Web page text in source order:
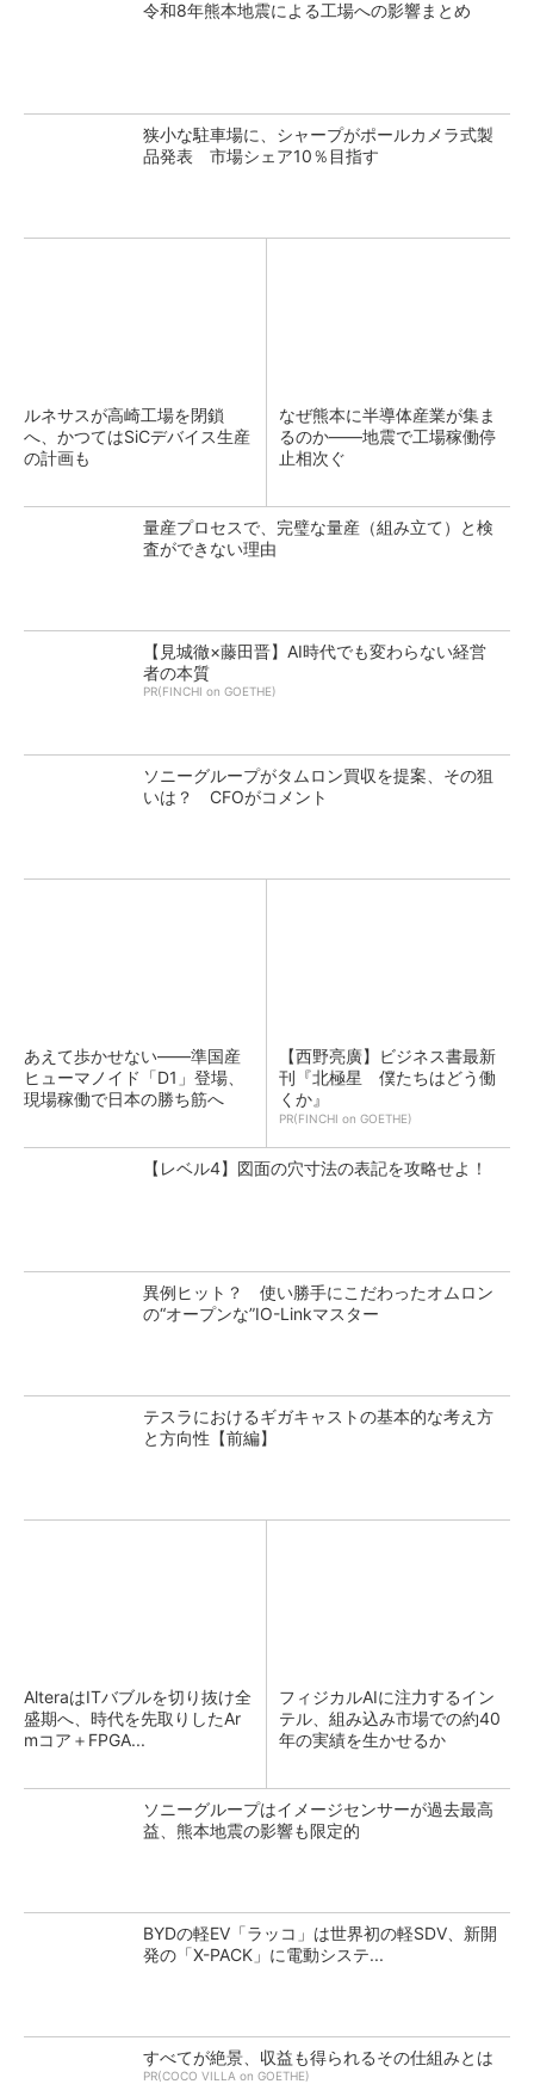
令和8年熊本地震による工場への影響まとめ
狭小な駐車場に、シャープがポールカメラ式製
品発表 市場シェア10％目指す
ルネサスが高崎工場を閉鎖
へ、かつてはSiCデバイス生産
の計画も
なぜ熊本に半導体産業が集ま
るのか――地震で工場稼働停
止相次ぐ
量産プロセスで、完璧な量産（組み立て）と検
査ができない理由
【見城徹×藤田晋】AI時代でも変わらない経営
者の本質
PR(FINCHI on GOETHE)
ソニーグループがタムロン買収を提案、その狙
いは？ CFOがコメント
あえて歩かせない――準国産
ヒューマノイド「D1」登場、
現場稼働で日本の勝ち筋へ
【西野亮廣】ビジネス書最新
刊『北極星 僕たちはどう働
くか』
PR(FINCHI on GOETHE)
【レベル4】図面の穴寸法の表記を攻略せよ！
異例ヒット？ 使い勝手にこだわったオムロン
の“オープンな”IO-Linkマスター
テスラにおけるギガキャストの基本的な考え方
と方向性【前編】
AlteraはITバブルを切り抜け全
盛期へ、時代を先取りしたAr
mコア＋FPGA...
フィジカルAIに注力するイン
テル、組み込み市場での約40
年の実績を生かせるか
ソニーグループはイメージセンサーが過去最高
益、熊本地震の影響も限定的
BYDの軽EV「ラッコ」は世界初の軽SDV、新開
発の「X-PACK」に電動システ...
すべてが絶景、収益も得られるその仕組みとは
PR(COCO VILLA on GOETHE)